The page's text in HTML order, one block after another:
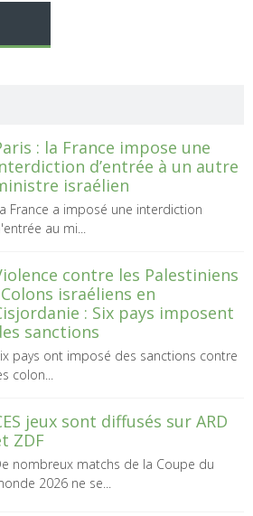
: la France impose une
d’entrée à un autre
israélien
France a imposé une interdiction
au mi...
contre les Palestiniens
israéliens en
: Six pays imposent
sanctions
pays ont imposé des sanctions contre
colon...
jeux sont diffusés sur ARD
ZDF
nombreux matchs de la Coupe du
2026 ne se...